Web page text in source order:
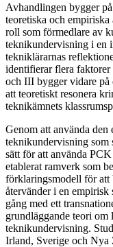
Avhandlingen bygger
teoretiska och
roll som förmedlare av
teknikundervisning i en
tekniklärarnas
identifierar flera
och III bygger vidare på
att teoretiskt resonera
teknikämnets
Genom att använda
teknikundervisning som
sätt för att använda
etablerat ramverk som
förklaringsmodell för
återvänder i en
gång med ett
grundläggande teori om
teknikundervisning.
Irland, Sverige och Nya